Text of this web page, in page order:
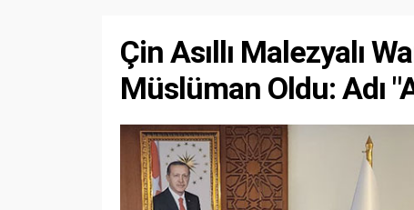
Çin Asıllı Malezyalı
Müslüman Oldu: Adı